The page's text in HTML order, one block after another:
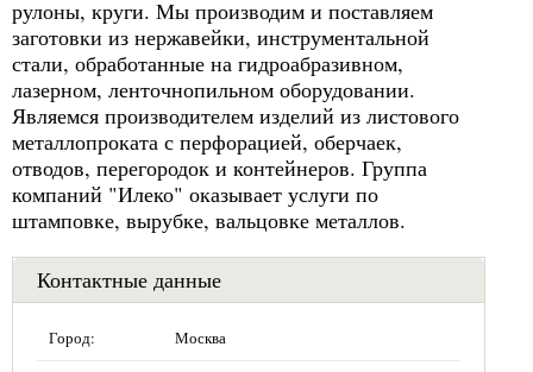
рулоны, круги. Мы производим и поставляем
заготовки из нержавейки, инструментальной
стали, обработанные на гидроабразивном,
лазерном, ленточнопильном оборудовании.
Являемся производителем изделий из листового
металлопроката с перфорацией, оберчаек,
отводов, перегородок и контейнеров. Группа
компаний "Илеко" оказывает услуги по
штамповке, вырубке, вальцовке металлов.
Контактные данные
Город: Москва